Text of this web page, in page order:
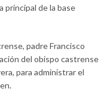
principal de la base
padre Francisco
del obispo castrense
para administrar el